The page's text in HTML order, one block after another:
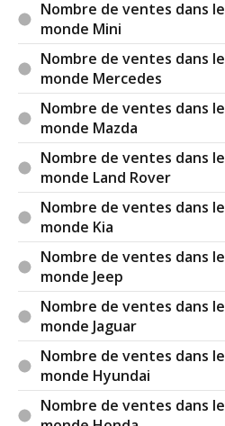
Nombre de ventes dans le
monde Mini
Nombre de ventes dans le
monde Mercedes
Nombre de ventes dans le
monde Mazda
Nombre de ventes dans le
monde Land Rover
Nombre de ventes dans le
monde Kia
Nombre de ventes dans le
monde Jeep
Nombre de ventes dans le
monde Jaguar
Nombre de ventes dans le
monde Hyundai
Nombre de ventes dans le